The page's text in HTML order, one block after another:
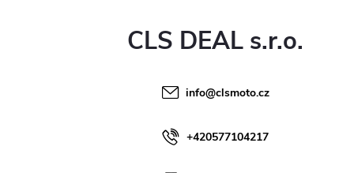
CLS DEAL s.r.o.
info@clsmoto.cz
+420577104217